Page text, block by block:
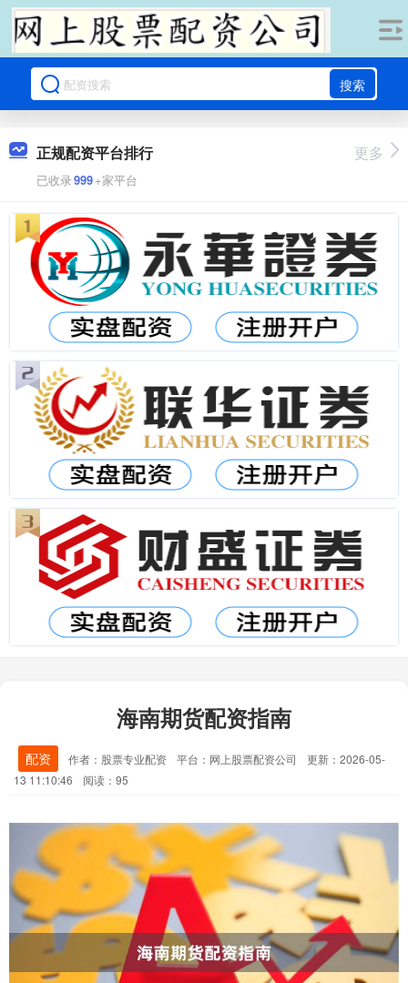
搜索
正规配资平台排行
已收录999+家平台
更多
海南期货配资指南
配资 作者：股票专业配资 平台：网上股票配资公司
更新：2026-05-
13 11:10:46
阅读：95